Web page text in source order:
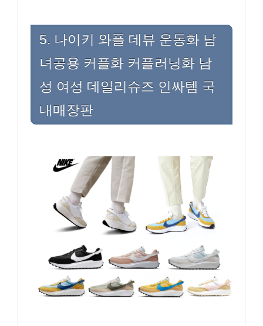
5. 나이키 와플 데뷰 운동화 남
녀공용 커플화 커플러닝화 남
성 여성 데일리슈즈 인싸템 국
내매장판